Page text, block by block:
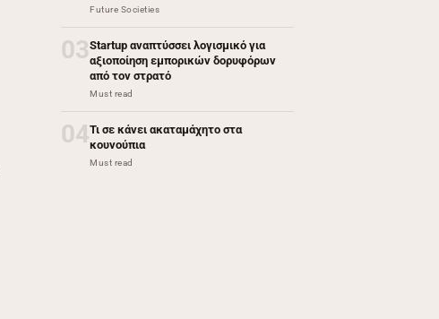
Future Societies
03Startup αναπτύσσει λογισμικό για
αξιοποίηση εμπορικών δορυφόρων
από τον στρατό
Must read
04Τι σε κάνει ακαταμάχητο στα
κουνούπια
Must read